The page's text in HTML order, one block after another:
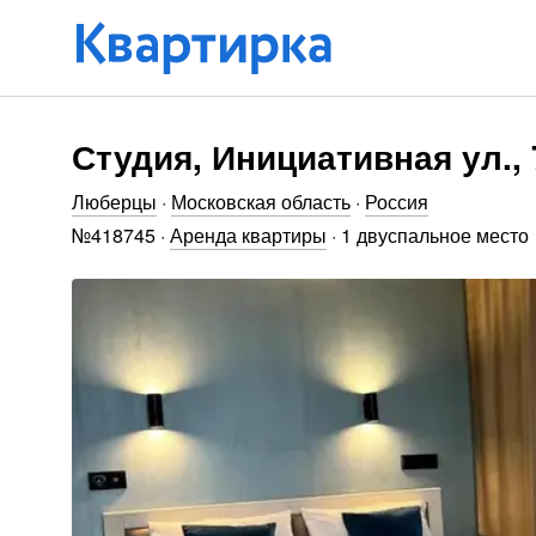
Студия, Инициативная ул.,
Люберцы · Московская область · Россия
№418745 · Аренда квартиры · 1 двуспальное место